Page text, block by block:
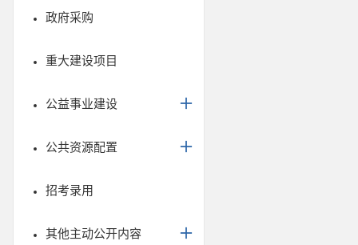
政府采购
重大建设项目
公益事业建设
公共资源配置
招考录用
其他主动公开内容